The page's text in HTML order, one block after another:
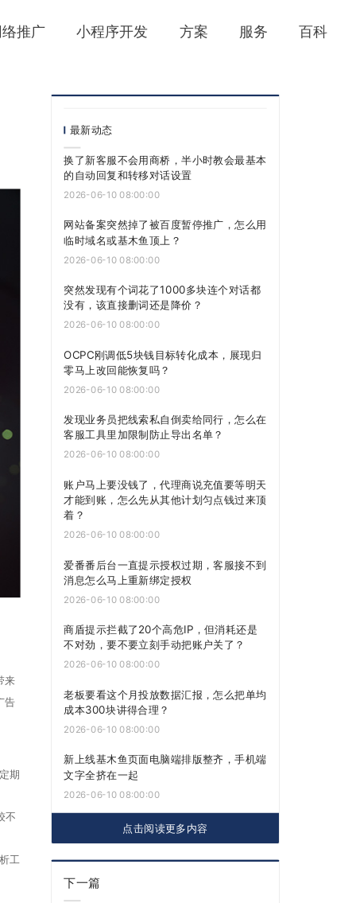
推广 小程序开发 方案 服务 百科
来
告
期
不
工
最新动态
换了新客服不会用商桥，半小时教会最基本
的自动回复和转移对话设置
2026-06-10 08:00:00
网站备案突然掉了被百度暂停推广，怎么用
临时域名或基木鱼顶上？
2026-06-10 08:00:00
突然发现有个词花了1000多块连个对话都
没有，该直接删词还是降价？
2026-06-10 08:00:00
OCPC刚调低5块钱目标转化成本，展现归
零马上改回能恢复吗？
2026-06-10 08:00:00
发现业务员把线索私自倒卖给同行，怎么在
客服工具里加限制防止导出名单？
2026-06-10 08:00:00
账户马上要没钱了，代理商说充值要等明天
才能到账，怎么先从其他计划匀点钱过来顶
着？
2026-06-10 08:00:00
爱番番后台一直提示授权过期，客服接不到
消息怎么马上重新绑定授权
2026-06-10 08:00:00
商盾提示拦截了20个高危IP，但消耗还是
不对劲，要不要立刻手动把账户关了？
2026-06-10 08:00:00
老板要看这个月投放数据汇报，怎么把单均
成本300块讲得合理？
2026-06-10 08:00:00
新上线基木鱼页面电脑端排版整齐，手机端
文字全挤在一起
2026-06-10 08:00:00
点击阅读更多内容
下一篇